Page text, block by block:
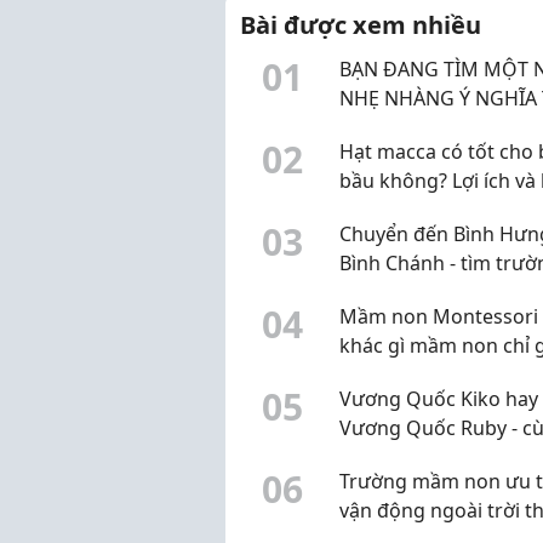
Bài được xem nhiều
01
BẠN ĐANG TÌM MỘT
NHẸ NHÀNG Ý NGHĨA THU
02
Hạt macca có tốt cho
bầu không? Lợi ích và
03
Chuyển đến Bình
Bình Chánh - tìm
04
Mầm non Montessori
khác gì mầm non chỉ
05
Vương Quốc Kiko hay
Vương Quốc Ruby -
06
Trường mầm non ưu
vận động ngoài trời